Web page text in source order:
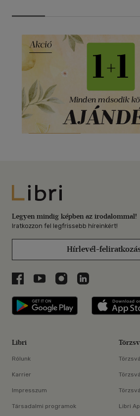
Libri
Legyen mindig képben az irodalommal!
Iratkozzon fel legfrissebb híreinkért!
Hírlevél-
Libri a Facebookon
Libri a Youtube-on
Libri az Instagramon
Libri a
Libri applikáció
Libri
Rólunk
Karrier
Impresszum
Társadalmi programok Libri